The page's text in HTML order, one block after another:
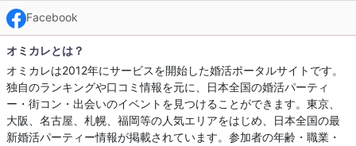
Facebook
オミカレとは？
オミカレは2012年にサービスを開始した婚活ポータルサイトです。
独自のランキングや口コミ情報を元に、日本全国の婚活パーティ
ー・街コン・出会いのイベントを見つけることができます。東京、
大阪、名古屋、札幌、福岡等の人気エリアをはじめ、日本全国の最
新婚活パーティー情報が掲載されています。参加者の年齢・職業・